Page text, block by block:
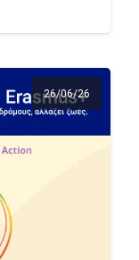
26/06/26